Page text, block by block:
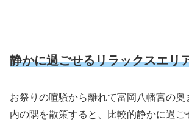
静かに過ごせるリラックスエリ
お祭りの喧騒から離れて富岡八幡宮の奥
内の隅を散策すると、比較的静かに過ご